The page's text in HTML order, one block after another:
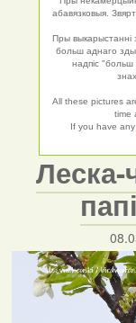
абавязковыя.
Пры выкарыстанні
больш аднаго
надпіс "больш
All these pictures
time
If you have
Леска-